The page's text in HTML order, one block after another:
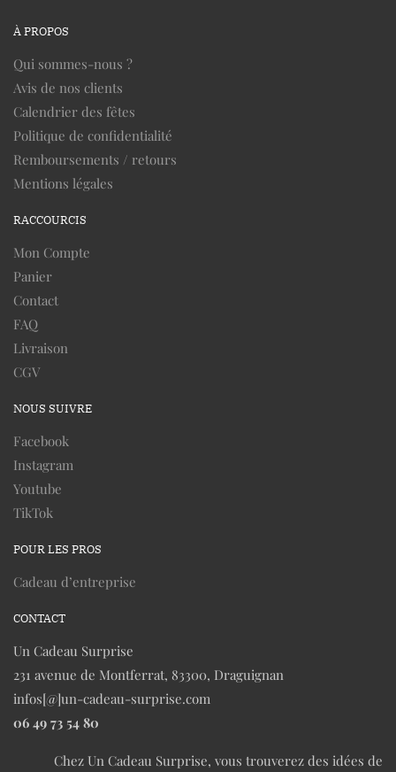
À PROPOS
Qui sommes-nous ?
Avis de nos clients
Calendrier des fêtes
Politique de confidentialité
Remboursements / retours
Mentions légales
RACCOURCIS
Mon Compte
Panier
Contact
FAQ
Livraison
CGV
NOUS SUIVRE
Facebook
Instagram
Youtube
TikTok
POUR LES PROS
Cadeau d’entreprise
CONTACT
Un Cadeau Surprise
231 avenue de Montferrat, 83300, Draguignan
infos[@]un-cadeau-surprise.com
06 49 73 54 80
Chez Un Cadeau Surprise, vous trouverez des idées de